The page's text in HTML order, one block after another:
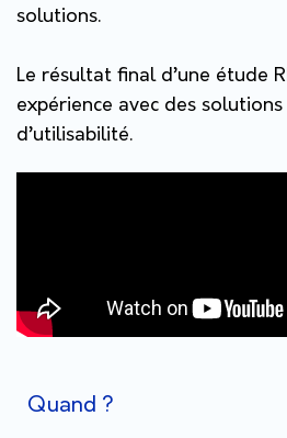
solutions.
Le résultat final d’une étude
expérience avec des
d’utilisabilité.
Quand ?